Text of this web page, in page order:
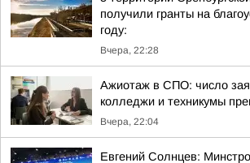
получили гранты на
году:
Вчера, 22:28
Ажиотаж в СПО: число
колледжи и техникумы
Вчера, 22:04
Евгений Солнцев: